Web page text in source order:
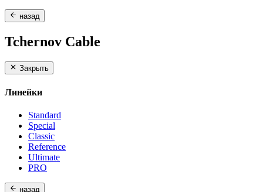
назад
Tchernov Cable
Закрыть
Линейки
Standard
Special
Classic
Reference
Ultimate
PRO
назад